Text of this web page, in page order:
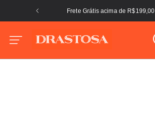
Frete Grátis acima de R$199,00